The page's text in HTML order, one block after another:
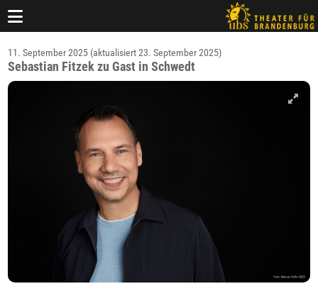
11. September 2025 (aktualisiert 23. September 2025)
Sebastian Fitzek zu Gast in Schwedt